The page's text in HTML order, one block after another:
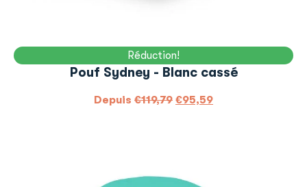
Réduction!
Pouf Sydney - Blanc cassé
Depuis €119,79 €95,59